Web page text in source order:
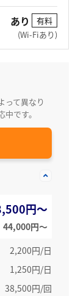
あり
有料
(Wi-Fiあり)
って異なり
です。
円～
44,000円〜
2,200円/日
1,250円/日
38,500円/回